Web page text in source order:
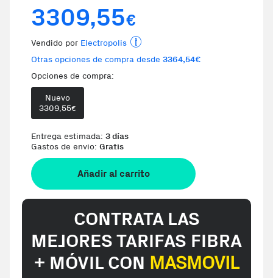
3309,55€
Vendido por Electropolis
Otras opciones de compra desde 3364,54€
Opciones de compra:
Nuevo
3309,55€
Entrega estimada: 3 días
Gastos de envio: Gratis
Añadir al carrito
CONTRATA LAS
MEJORES TARIFAS FIBRA
+ MÓVIL CON MASMOVIL